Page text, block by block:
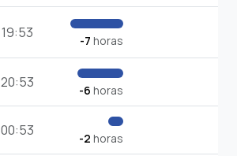
19:53 -7 horas
20:53 -6 horas
00:53 -2 horas